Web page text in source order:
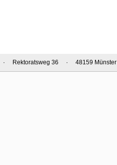
· Rektoratsweg 36 · 48159